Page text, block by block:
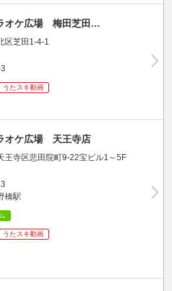
オケ広場 梅田芝田…
区芝田1-4-1
うたスキ動画
オケ広場 天王寺店
王寺区悲田院町9-22宝ビル1～5F
橋駅
うたスキ動画